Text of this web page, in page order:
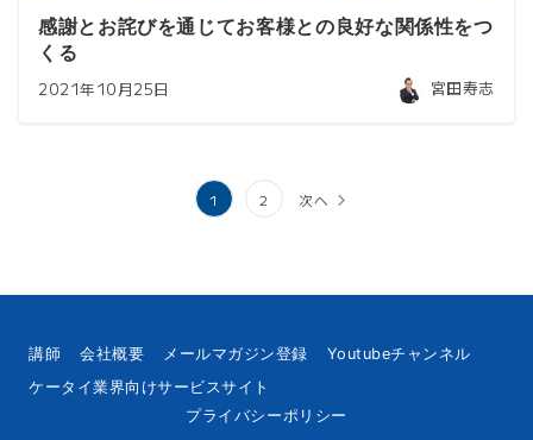
感謝とお詫びを通じてお客様との良好な関係性をつ
くる
2021年10月25日 宮田寿志
ー
ジ
1 2 次へ
講師 会社概要 メールマガジン登録
Youtubeチャンネル
ケータイ業界向けサービスサイト
プライバシーポリシー